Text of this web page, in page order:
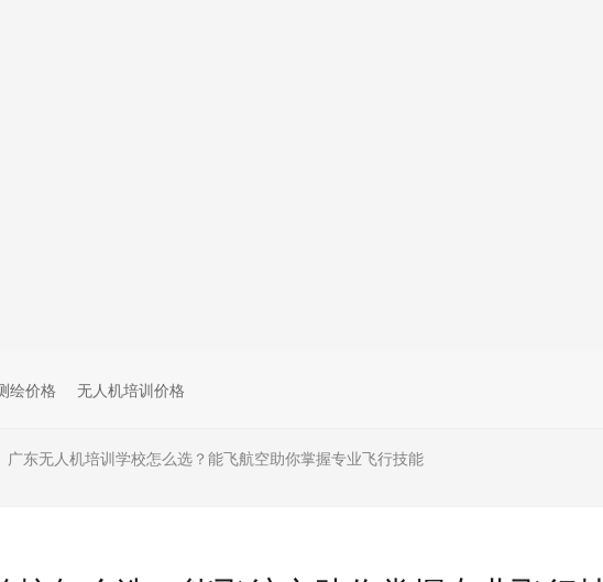
统
绘价格 无人机培训价格
广东无人机培训学校怎么选？能飞航空助你掌握专业飞行技能